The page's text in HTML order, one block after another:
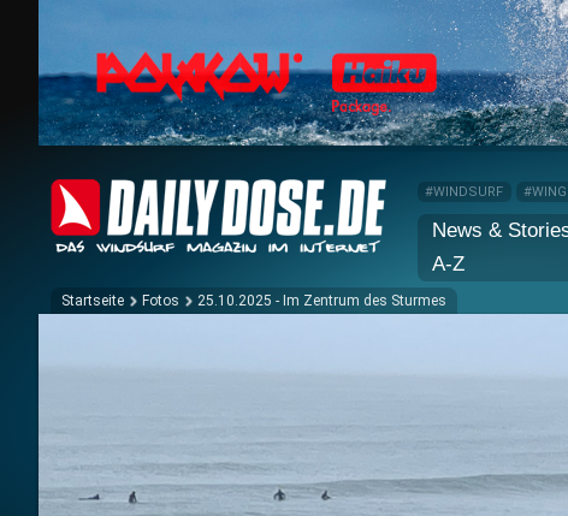
#WINDSURF #WING
News &
A-Z
Startseite Fotos 25.10.2025 - Im Zentrum des Sturmes